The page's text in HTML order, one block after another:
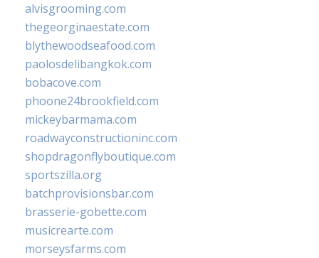
alvisgrooming.com
thegeorginaestate.com
blythewoodseafood.com
paolosdelibangkok.com
bobacove.com
phoone24brookfield.com
mickeybarmama.com
roadwayconstructioninc.com
shopdragonflyboutique.com
sportszilla.org
batchprovisionsbar.com
brasserie-gobette.com
musicrearte.com
morseysfarms.com